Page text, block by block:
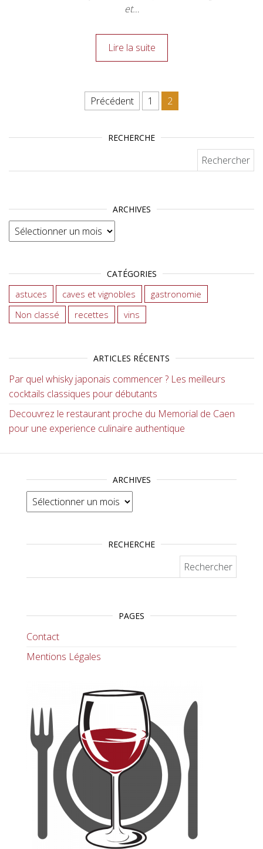
et…
Lire la suite
Pagination des publications
Précédent 1 2
RECHERCHE
ARCHIVES
Archives
CATÉGORIES
astuces caves et vignobles
gastronomie
Non classé
recettes vins
ARTICLES RÉCENTS
Par quel whisky japonais commencer ? Les meilleurs
cocktails classiques pour débutants
Decouvrez le restaurant proche du Memorial de Caen
pour une experience culinaire authentique
ARCHIVES
Archives
RECHERCHE
PAGES
Contact
Mentions Légales